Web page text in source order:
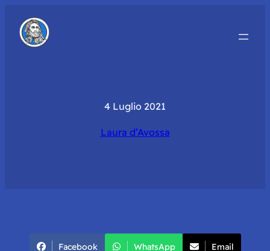
4 Luglio 2021
Laura d’Avossa
Facebook WhatsApp Email